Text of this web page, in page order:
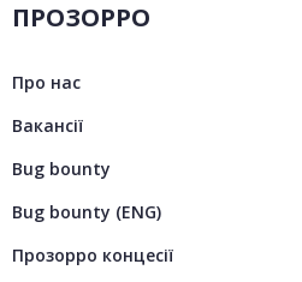
ПРОЗОРРО
Про нас
Вакансії
Bug bounty
Bug bounty (ENG)
Прозорро концесії